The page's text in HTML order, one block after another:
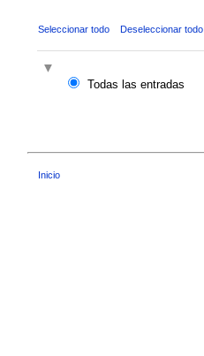
Seleccionar todo Deseleccionar todo
Todas las entradas
Inicio